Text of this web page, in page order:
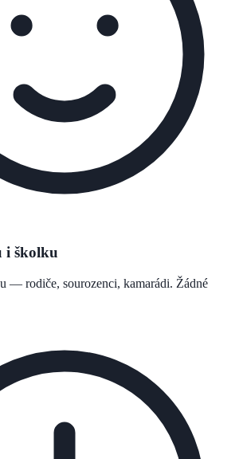
i školku
— rodiče, sourozenci, kamarádi. Žádné